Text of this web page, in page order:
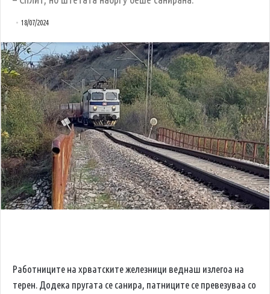
18/07/2024
Работниците на хрватските железници веднаш излегоа на
терен. Додека пругата се санира, патниците се превезуваа со